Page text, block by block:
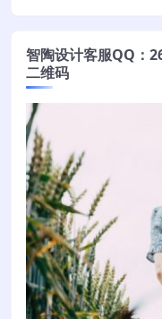
智陶设计客服QQ：
二维码